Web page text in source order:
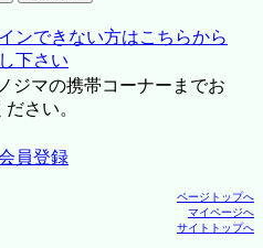
ンできない方はこちらから
下さい
ジマの携帯コーナーまでお
さい。
員登録
ページトップへ
マイページへ
サイトトップへ